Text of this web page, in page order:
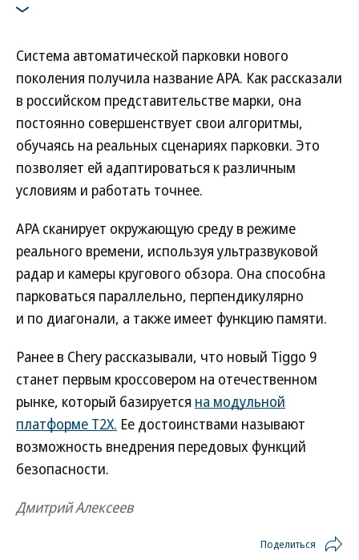
Система автоматической парковки нового
поколения получила название АРА. Как рассказали
в российском представительстве марки, она
постоянно совершенствует свои алгоритмы,
обучаясь на реальных сценариях парковки. Это
позволяет ей адаптироваться к различным
условиям и работать точнее.
APA сканирует окружающую среду в режиме
реального времени, используя ультразвуковой
радар и камеры кругового обзора. Она способна
парковаться параллельно, перпендикулярно
и по диагонали, а также имеет функцию памяти.
Ранее в Chery рассказывали, что новый Tiggo 9
станет первым кроссовером на отечественном
рынке, который базируется на модульной
платформе T2X. Ее достоинствами называют
возможность внедрения передовых функций
безопасности.
Дмитрий Алексеев
Поделиться